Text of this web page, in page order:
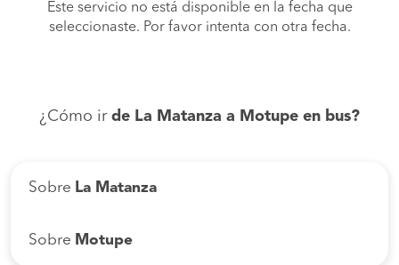
Este servicio no está disponible en la fecha que
seleccionaste. Por favor intenta con otra fecha.
¿Cómo ir de La Matanza a Motupe en bus?
Sobre La Matanza
Sobre Motupe